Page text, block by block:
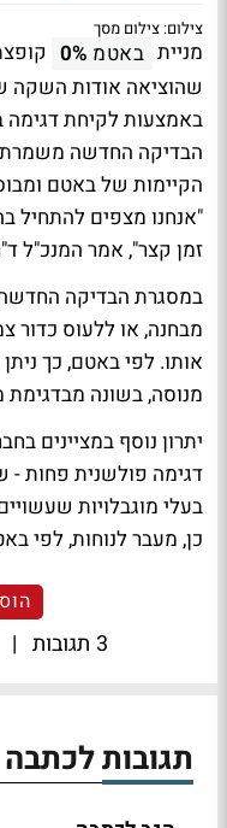
צילום: צילום מסך
מניית באטמ 0%
שהוציאה אודות השקה
באמצעות לקיחת דגימה
הבדיקה החדשה משמרת
הקיימות של באטם
"אנחנו מצפים להתחיל
זמן קצר", אמר המנכ"ל
במסגרת הבדיקה החדשה,
מבחנה, או ללעוס כדור
אותו. לפי באטם, כך
מנוסה, בשונה
יתרון נוסף במציינים
דגימה פולשנית פחות -
בעלי מוגבלויות
כן, מעבר לנוחות, לפי
3 תגובות |
תגובות לכתבה